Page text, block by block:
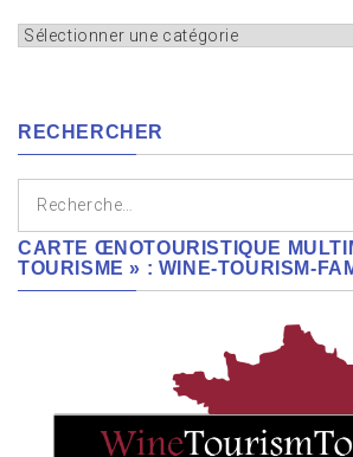
Appellation,
RECHERCHER
Rechercher :
CARTE ŒNOTOURISTIQUE
TOURISME » : WINE-TOURISM-